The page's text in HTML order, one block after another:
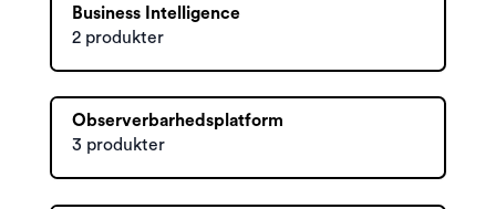
Business Intelligence
2 produkter
Observerbarhedsplatform
3 produkter